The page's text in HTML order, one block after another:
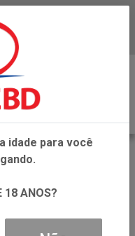
idade para você
18 ANOS?